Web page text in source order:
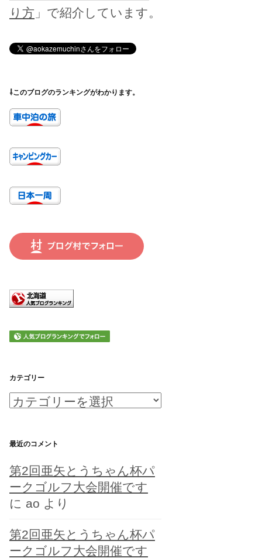
り方 」で紹介しています。
⇩このブログのランキングがわかります。
カテゴリー
カ
ゴ
ー
最近のコメント
第2回亜矢とうちゃん杯パ
ークゴルフ大会開催です
に ao より
第2回亜矢とうちゃん杯パ
ークゴルフ大会開催です